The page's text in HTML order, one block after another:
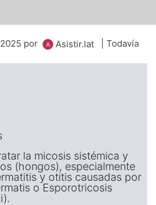
por Asistir.lat
| Todavía
la micosis sistémica y
(hongos), especialmente
y otitis causadas por
o Esporotricosis